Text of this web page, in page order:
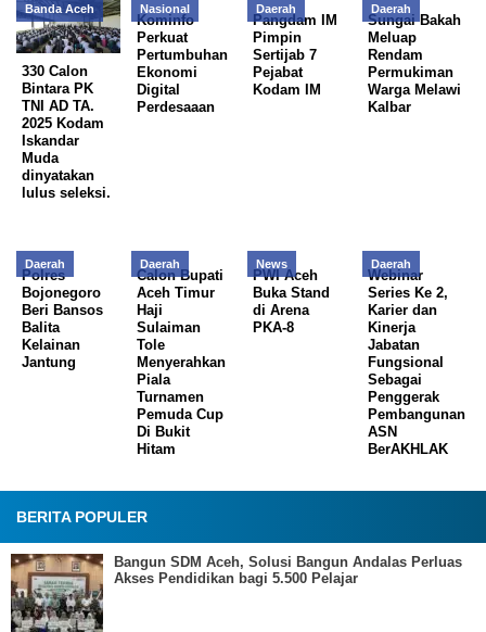
Banda Aceh
330 Calon
Bintara PK
TNI AD TA.
2025 Kodam
Iskandar
Muda
dinyatakan
lulus seleksi.
Nasional
Kominfo
Perkuat
Pertumbuhan
Ekonomi
Digital
Perdesaaan
Daerah
Pangdam IM
Pimpin
Sertijab 7
Pejabat
Kodam IM
Daerah
Sungai Bakah
Meluap
Rendam
Permukiman
Warga Melawi
Kalbar
Daerah
Polres
Bojonegoro
Beri Bansos
Balita
Kelainan
Jantung
Daerah
Calon Bupati
Aceh Timur
Haji
Sulaiman
Tole
Menyerahkan
Piala
Turnamen
Pemuda Cup
Di Bukit
Hitam
News
PWI Aceh
Buka Stand
di Arena
PKA-8
Daerah
Webinar
Series Ke 2,
Karier dan
Kinerja
Jabatan
Fungsional
Sebagai
Penggerak
Pembangunan
ASN
BerAKHLAK
BERITA POPULER
Bangun SDM Aceh, Solusi Bangun Andalas Perluas
Akses Pendidikan bagi 5.500 Pelajar